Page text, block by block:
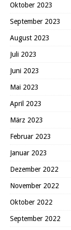
Oktober 2023
September 2023
August 2023
Juli 2023
Juni 2023
Mai 2023
April 2023
März 2023
Februar 2023
Januar 2023
Dezember 2022
November 2022
Oktober 2022
September 2022